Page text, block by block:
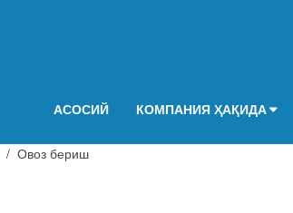
АСОСИЙ КОМПАНИЯ ҲАҚИДА
Овоз бериш